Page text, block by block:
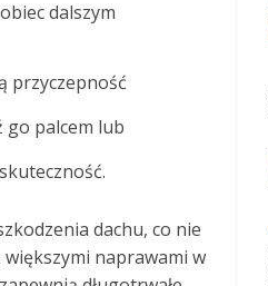
dalszym
przyczepność
go palcem lub
dachu, co nie
większymi naprawami w